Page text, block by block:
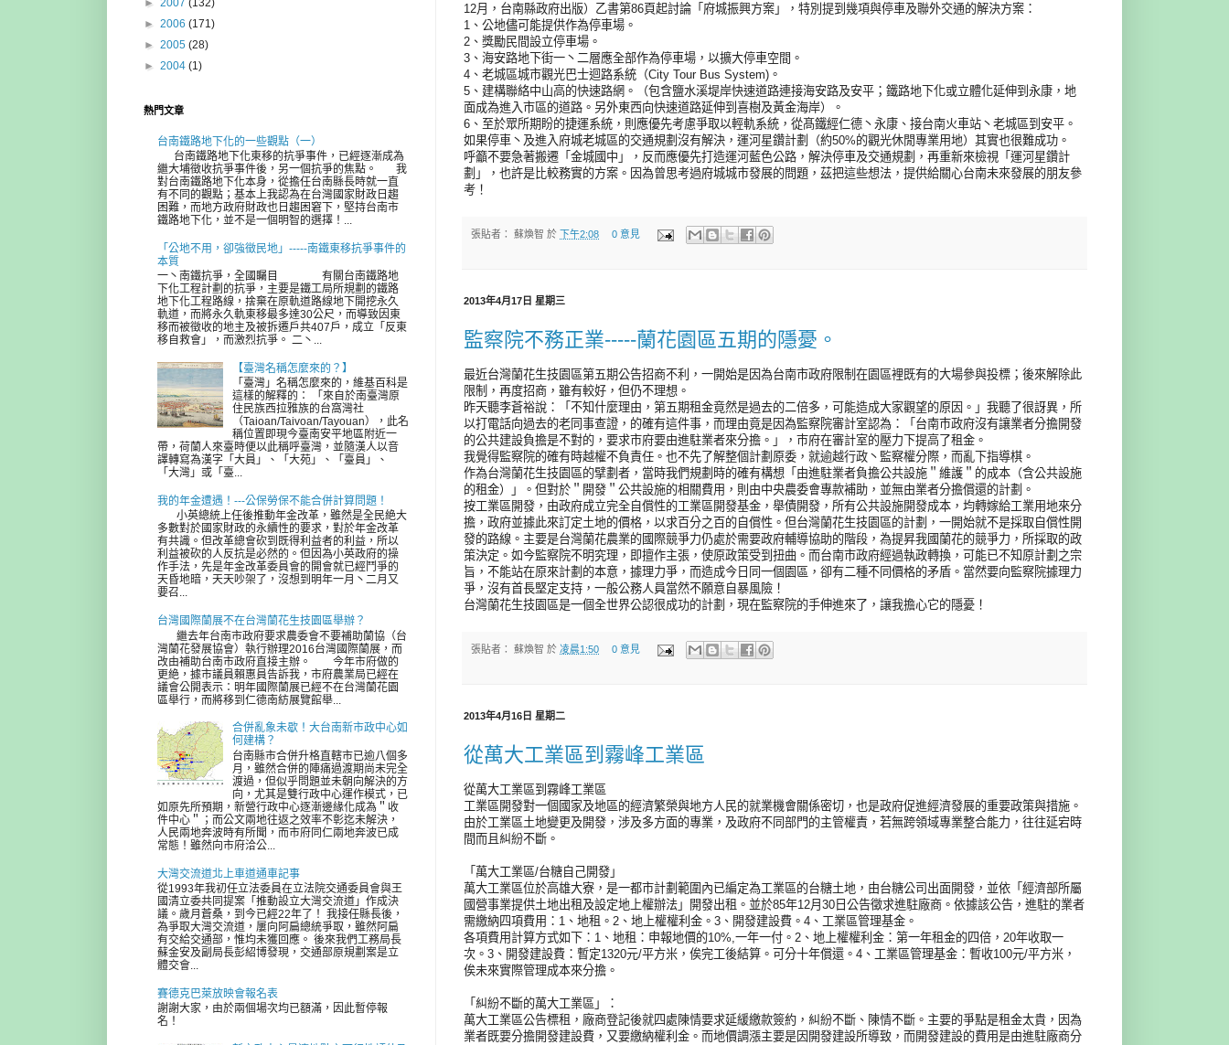
12月，台南縣政府出版）乙書第86頁起討論「府城振興方案」，特別提到幾項與停車及聯外交通的解決方案：
1、公地儘可能提供作為停車場。
2、獎勵民間設立停車場。
3、海安路地下街一丶二層應全部作為停車場，以擴大停車空間。
4、老城區城市觀光巴士迴路系統（City Tour Bus System)。
5、建構聯絡中山高的快速路網。（包含鹽水溪堤岸快速道路連接海安路及安平；鐵路地下化或立體化延伸到永康，地
面成為進入市區的道路。另外東西向快速道路延伸到喜樹及黃金海岸）。
6、至於眾所期盼的捷運系統，則應優先考慮爭取以輕軌系統，從髙鐵經仁德丶永康、接台南火車站丶老城區到安平。
如果停車丶及進入府城老城區的交通規劃沒有解決，運河星鑽計劃（約50%的觀光休閒專業用地）其實也很難成功。
呼籲不要急著搬遷「金城國中」，反而應優先打造運河藍色公路，解決停車及交通規劃，再重新來檢視「運河星鑽計
劃」，也許是比較務實的方案。因為曾思考過府城城市發展的問題，茲把這些想法，提供給關心台南未來發展的朋友參
考！
張貼者： 蘇煥智 於 下午2:08 0 意見
2013年4月17日 星期三
監察院不務正業-----蘭花園區五期的隱憂。
最近台灣蘭花生技園區第五期公告招商不利，一開始是因為台南市政府限制在園區裡既有的大場參與投標；後來解除此
限制，再度招商，雖有較好，但仍不理想。
昨天聽李蒼裕說：「不知什麼理由，第五期租金竟然是過去的二倍多，可能造成大家觀望的原因。」我聽了很訝異，所
以打電話向過去的老同事查證，的確有這件事，而理由竟是因為監察院審計室認為：「台南巿政府沒有讓業者分擔開發
的公共建設負擔是不對的，要求市府要由進駐業者來分擔。」，巿府在審計室的壓力下提高了租金。
我覺得監察院的確有時越權不負責任。也不先了解整個計劃原委，就逾越行政丶監察權分際，而亂下指導棋。
作為台灣蘭花生技園區的擘劃者，當時我們規劃時的確有構想「由進駐業者負擔公共設施＂維護＂的成本（含公共設施
的租金）」。但對於＂開發＂公共設施的相關費用，則由中央農委會專款補助，並無由業者分擔償還的計劃。
按工業區開發，由政府成立完全自償性的工業區開發基金，舉債開發，所有公共設施開發成本，均轉嫁給工業用地來分
擔，政府並據此來訂定土地的價格，以求百分之百的自償性。但台灣蘭花生技園區的計劃，一開始就不是採取自償性開
發的路線。主要是台灣蘭花農業的國際競爭力仍處於需要政府輔導協助的階段，為提昇我國蘭花的競爭力，所採取的政
策決定。如今監察院不明究理，即擅作主張，使原政策受到扭曲。而台南市政府經過執政轉換，可能已不知原計劃之宗
旨，不能站在原來計劃的本意，據理力爭，而造成今日同一個園區，卻有二種不同價格的矛盾。當然要向監察院據理力
爭，沒有首長堅定支持，一般公務人員當然不願意自暴風險！
台灣蘭花生技園區是一個全世界公認很成功的計劃，現在監察院的手伸進來了，讓我擔心它的隱憂！
張貼者： 蘇煥智 於 凌晨1:50 0 意見
2013年4月16日 星期二
從萬大工業區到霧峰工業區
從萬大工業區到霧峰工業區
工業區開發對一個國家及地區的經濟繁榮與地方人民的就業機會關係密切，也是政府促進經濟發展的重要政策與措施。
由於工業區土地變更及開發，涉及多方面的專業，及政府不同部門的主管權責，若無跨領域專業整合能力，往往延宕時
間而且糾紛不斷。
「萬大工業區/台糖自己開發」
萬大工業區位於高雄大寮，是一都市計劃範圍內已編定為工業區的台糖土地，由台糖公司出面開發，並依「經濟部所屬
國營事業提供土地出租及設定地上權辦法」開發出租。並於85年12月30日公告徵求進駐廠商。依據該公告，進駐的業者
需繳納四項費用：1、地租。2、地上權權利金。3、開發建設費。4、工業區管理基金。
各項費用計算方式如下：1、地租：申報地價的10%,一年一付。2、地上權權利金：第一年租金的四倍，20年收取一
次。3、開發建設費：暫定1320元/平方米，俟完工後結算。可分十年償還。4、工業區管理基金：暫收100元/平方米，
俟未來實際管理成本來分擔。
「糾紛不斷的萬大工業區」：
萬大工業區公告標租，廠商登記後就四處陳情要求延緩繳款簽約，糾紛不斷、陳情不斷。主要的爭點是租金太貴，因為
業者既要分擔開發建設費，又要繳納權利金。而地價調漲主要是因開發建設所導致，而開發建設的費用是由進駐廠商分
► 2007 (132)
► 2006 (171)
► 2005 (28)
► 2004 (1)
熱門文章
台南鐵路地下化的一些觀點（一）
台南鐵路地下化東移的抗爭事件，已經逐漸成為
繼大埔徵收抗爭事件後，另一個抗爭的焦點。 我
對台南鐵路地下化本身，從擔任台南縣長時就一直
有不同的觀點；基本上我認為在台灣國家財政日趨
困難，而地方政府財政也日趨困窘下，堅持台南市
鐵路地下化，並不是一個明智的選擇！...
「公地不用，卻強徵民地」-----南鐵東移抗爭事件的
本質
一丶南鐵抗爭，全國矚目 有關台南鐵路地
下化工程計劃的抗爭，主要是鐵工局所規劃的鐵路
地下化工程路線，捨棄在原軌道路線地下開挖永久
軌道，而將永久軌東移最多達30公尺，而導致因東
移而被徵收的地主及被拆遷戶共407戶，成立「反東
移自救會」，而激烈抗爭。 二丶...
【臺灣名稱怎麼來的？】
「臺灣」名稱怎麼來的，維基百科是
這樣的解釋的： 「來自於南臺灣原
住民族西拉雅族的台窩灣社
（Taioan/Taivoan/Tayouan），此名
稱位置即現今臺南安平地區附近一
帶，荷蘭人來臺時便以此稱呼臺灣，並隨漢人以音
譯轉寫為漢字「大員」、「大苑」、「臺員」、
「大灣」或「臺...
我的年金遭遇！---公保勞保不能合併計算問題！
小英總統上任後推動年金改革，雖然是全民絶大
多數對於國家財政的永續性的要求，對於年金改革
有共識。但改革總會砍到既得利益者的利益，所以
利益被砍的人反抗是必然的。但因為小英政府的操
作手法，先是年金改革委員會的開會就已經鬥爭的
天昏地暗，天天吵架了，沒想到明年一月丶二月又
要召...
台灣國際蘭展不在台灣蘭花生技園區舉辦？
繼去年台南市政府要求農委會不要補助蘭協（台
灣蘭花發展協會）執行辦理2016台灣國際蘭展，而
改由補助台南市政府直接主辦。 今年市府做的
更絶，據市議員賴惠員告訴我，市府農業局已經在
議會公開表示：明年國際蘭展已經不在台灣蘭花園
區舉行，而將移到仁德南紡展覽館舉...
合併亂象未歇！大台南新市政中心如
何建構？
台南縣市合併升格直轄市已逾八個多
月，雖然合併的陣痛過渡期尚未完全
渡過，但似乎問題並未朝向解決的方
向，尤其是雙行政中心運作模式，已
如原先所預期，新營行政中心逐漸邊緣化成為＂收
件中心＂；而公文兩地往返之效率不彰迄未解決，
人民兩地奔波時有所聞，而市府同仁兩地奔波已成
常態！雖然向市府洽公...
大灣交流道北上車道通車記事
從1993年我初任立法委員在立法院交通委員會與王
國清立委共同提案「推動設立大灣交流道」作成決
議。歲月蒼桑，到今已經22年了！ 我接任縣長後，
為爭取大灣交流道，屢向阿扁總統爭取，雖然阿扁
有交給交通部，惟均未獲回應。 後來我們工務局長
蘇金安及副局長彭紹博發現，交通部原規劃案是立
體交會...
賽德克巴萊放映會報名表
謝謝大家，由於兩個場次均已額滿，因此暫停報
名！